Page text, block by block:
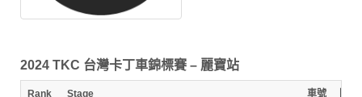
2024 TKC 台灣卡丁車錦標賽 – 麗寶站
Rank Stage 車號